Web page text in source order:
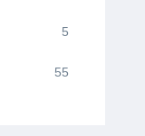
5
55